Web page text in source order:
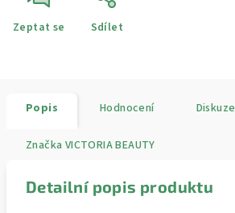
Zeptat se Sdílet
Popis Hodnocení Diskuze
Značka VICTORIA BEAUTY
Detailní popis produktu